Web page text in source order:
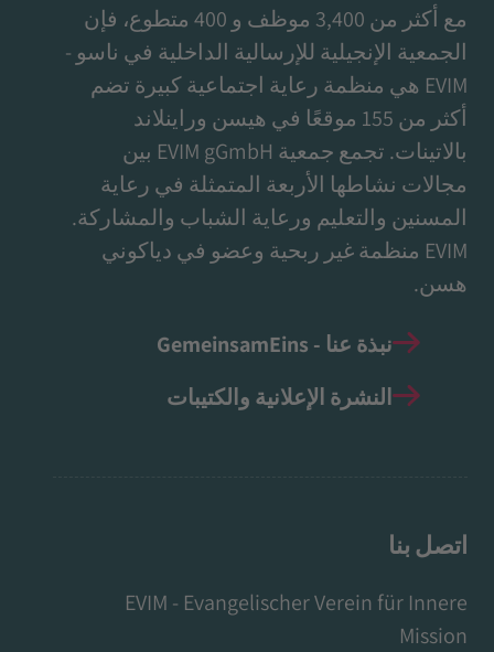
مع أكثر من 3,400 موظف و 400 متطوع، فإن
الجمعية الإنجيلية للإرسالية الداخلية في ناسو -
EVIM هي منظمة رعاية اجتماعية كبيرة تضم
أكثر من 155 موقعًا في هيسن وراينلاند
بالاتينات. تجمع جمعية EVIM gGmbH بين
مجالات نشاطها الأربعة المتمثلة في رعاية
المسنين والتعليم ورعاية الشباب والمشاركة.
EVIM منظمة غير ربحية وعضو في دياكوني
هسن.
نبذة عنا - GemeinsamEins
النشرة الإعلانية والكتيبات
اتصل بنا
EVIM - Evangelischer Verein für Innere
Mission